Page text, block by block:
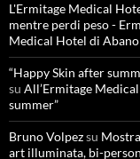
L'Ermitage Medical
mentre perdi peso -
Medical Hotel di
“Happy Skin after
su All’Ermitage
summer”
Bruno Volpezsu
art illuminata, bi-